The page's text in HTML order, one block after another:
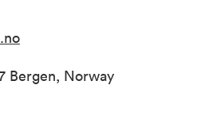
Bergen, Norway